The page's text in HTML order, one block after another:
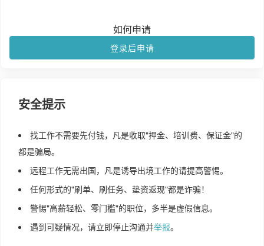
如何申请
登录后申请
安全提示
找工作不需要先付钱，凡是收取"押金、培训费、保证金"的
都是骗局。
远程工作无需出国，凡是诱导出境工作的请提高警惕。
任何形式的"刷单、刷任务、垫资返现"都是诈骗！
警惕"高薪轻松、零门槛"的职位，多半是虚假信息。
遇到可疑情况，请立即停止沟通并举报。